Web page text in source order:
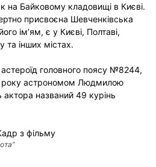
на Байковому кладовищі в Києві.
присвоєна Шевченківська
ім’ям, є у Києві, Полтаві,
та інших містах.
головного поясу №8244,
року астрономом Людмилою
названий 49 курінь